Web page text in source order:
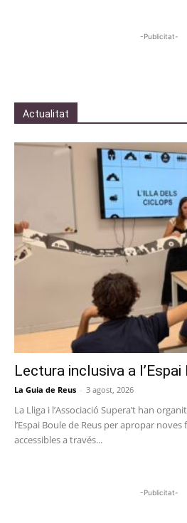
-Publicitat-
Actualitat
Lectura inclusiva a l’Espai
La Guia de Reus - 3 agost, 2026
La Lliga i l’Associació Supera’t han
l’Espai Boule de Reus per apropar
accessibles a través...
-Publicitat-